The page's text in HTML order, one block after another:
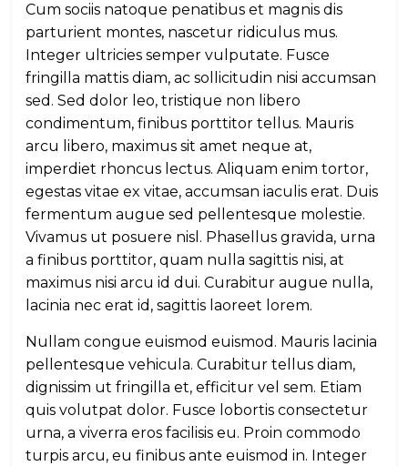
Cum sociis natoque penatibus et magnis dis
parturient montes, nascetur ridiculus mus.
Integer ultricies semper vulputate. Fusce
fringilla mattis diam, ac sollicitudin nisi accumsan
sed. Sed dolor leo, tristique non libero
condimentum, finibus porttitor tellus. Mauris
arcu libero, maximus sit amet neque at,
imperdiet rhoncus lectus. Aliquam enim tortor,
egestas vitae ex vitae, accumsan iaculis erat. Duis
fermentum augue sed pellentesque molestie.
Vivamus ut posuere nisl. Phasellus gravida, urna
a finibus porttitor, quam nulla sagittis nisi, at
maximus nisi arcu id dui. Curabitur augue nulla,
lacinia nec erat id, sagittis laoreet lorem.
Nullam congue euismod euismod. Mauris lacinia
pellentesque vehicula. Curabitur tellus diam,
dignissim ut fringilla et, efficitur vel sem. Etiam
quis volutpat dolor. Fusce lobortis consectetur
urna, a viverra eros facilisis eu. Proin commodo
turpis arcu, eu finibus ante euismod in. Integer